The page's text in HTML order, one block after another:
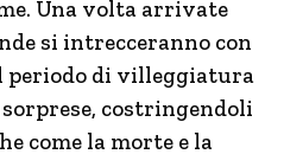
Una volta arrivate
si intrecceranno con
di villeggiatura
costringendoli
come la morte e la